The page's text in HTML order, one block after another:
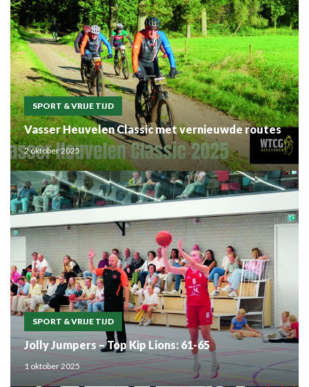
SPORT & VRIJE TIJD
Vasser Heuvelen Classic met vernieuwde routes
2 oktober 2025
SPORT & VRIJE TIJD
Jolly Jumpers – Top Kip Lions: 61-65
1 oktober 2025